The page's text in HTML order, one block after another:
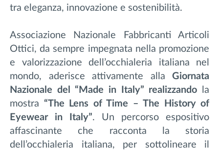
tra eleganza, innovazione e sostenibilità.
Associazione Nazionale Fabbricanti Articoli
Ottici, da sempre impegnata nella promozione
e valorizzazione dell’occhialeria italiana nel
mondo, aderisce attivamente alla Giornata
Nazionale del “Made in Italy” realizzando
la
mostra “The Lens of Time – The History of
Eyewear in Italy”. Un percorso espositivo
affascinante che racconta la storia
dell’occhialeria italiana, per sottolineare il